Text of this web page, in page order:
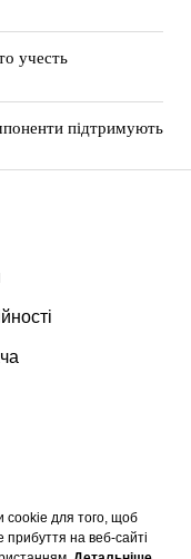
учесть
підтримують
cookie для того, щоб
на веб-сайті